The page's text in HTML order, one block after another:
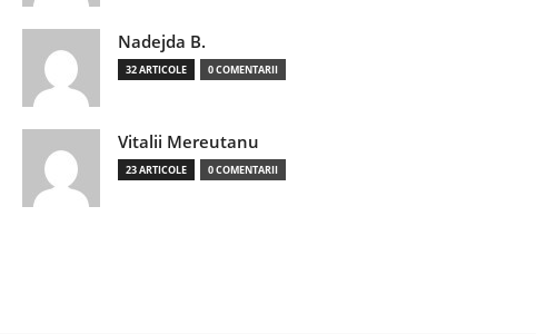
Nadejda B.
32 ARTICOLE 0 COMENTARII
Vitalii Mereutanu
23 ARTICOLE 0 COMENTARII